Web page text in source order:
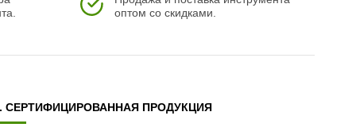
оптом со скидками.
СЕРТИФИЦИРОВАННАЯ ПРОДУКЦИЯ